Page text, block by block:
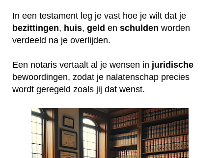
In een testament leg je vast hoe je wilt dat je
bezittingen, huis, geld en schulden worden
verdeeld na je overlijden.
Een notaris vertaalt al je wensen in juridische
bewoordingen, zodat je nalatenschap precies
wordt geregeld zoals jij dat wenst.